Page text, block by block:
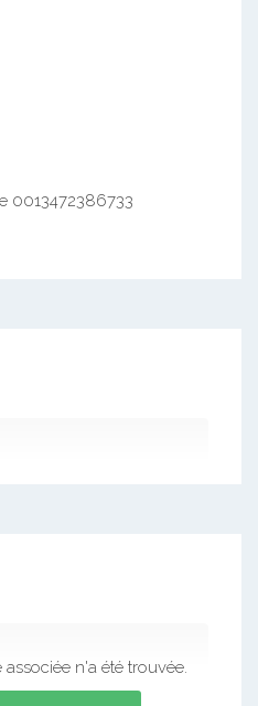
0013472386733
n'a été trouvée.